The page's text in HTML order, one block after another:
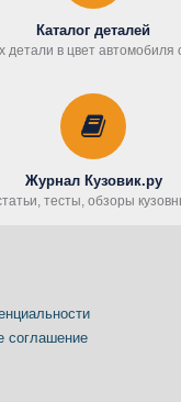
Каталог деталей
детали в цвет автомобиля
Журнал Кузовик.ру
тесты, обзоры
соглашение